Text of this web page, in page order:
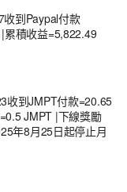
收到Paypal付款
累積收益=5,822.49
收到JMPT付款=20.65
JMPT |下線獎勵
年8月25日起停止月